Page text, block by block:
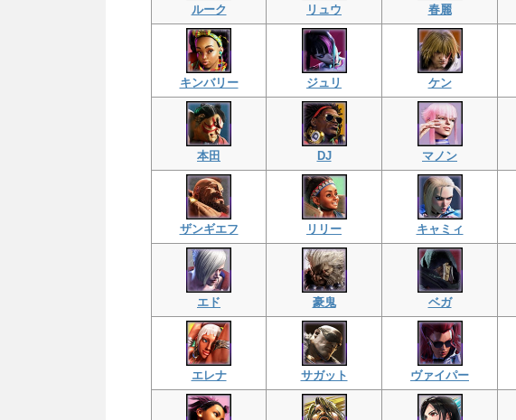
ルーク リュウ 春麗
キンバリー ジュリ ケン
本田 DJ マノン
ザンギエフ リリー キャミィ
エド 豪鬼 ベガ
エレナ サガット ヴァイパー